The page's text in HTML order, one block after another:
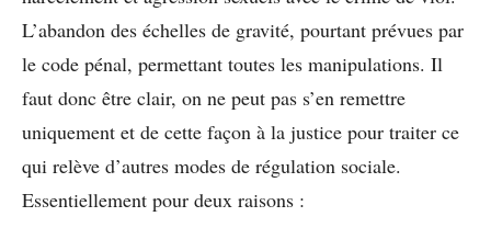
L’abandon des échelles de gravité, pourtant prévues par
le code pénal, permettant toutes les manipulations. Il
faut donc être clair, on ne peut pas s’en remettre
uniquement et de cette façon à la justice pour traiter ce
qui relève d’autres modes de régulation sociale.
Essentiellement pour deux raisons :